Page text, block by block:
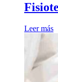
Leer más